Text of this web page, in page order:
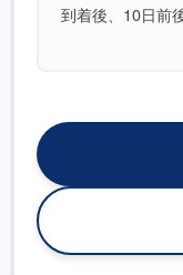
到着後、10日前